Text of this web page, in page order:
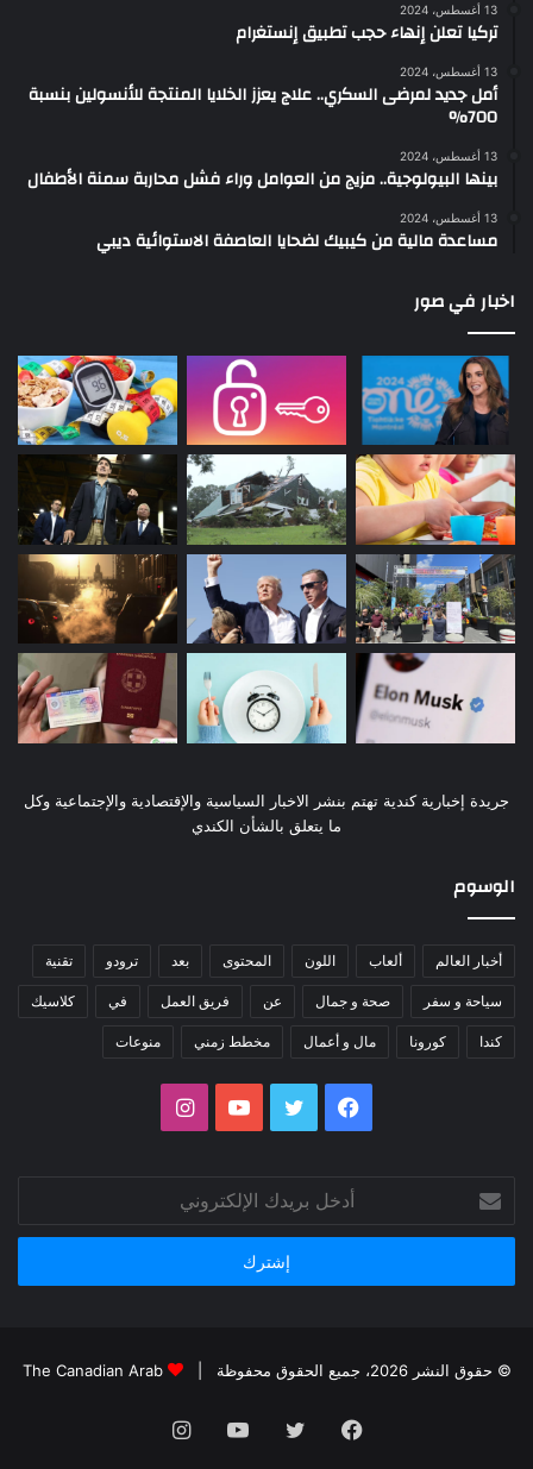
13 أغسطس، 2024
تركيا تعلن إنهاء حجب تطبيق إنستغرام
13 أغسطس، 2024
أمل جديد لمرضى السكري.. علاج يعزز الخلايا المنتجة للأنسولين بنسبة
700%
13 أغسطس، 2024
بينها البيولوجية.. مزيج من العوامل وراء فشل محاربة سمنة الأطفال
13 أغسطس، 2024
مساعدة مالية من كيبيك لضحايا العاصفة الاستوائية ديبي
اخبار في صور
جريدة إخبارية كندية تهتم بنشر الاخبار السياسية والإقتصادية والإجتماعية وكل
ما يتعلق بالشأن الكندي
الوسوم
أخبار العالم ألعاب اللون المحتوى بعد ترودو تقنية
سياحة و سفر صحة و جمال عن فريق العمل في كلاسيك
كندا كورونا مال و أعمال مخطط زمني منوعات
فيسبوك تويتر يوتيوبانستقرام
بريدك
الإلكتروني
© حقوق النشر 2026، جميع الحقوق محفوظة | The Canadian Arab
فيسبوك تويتر يوتيوبانستقرام